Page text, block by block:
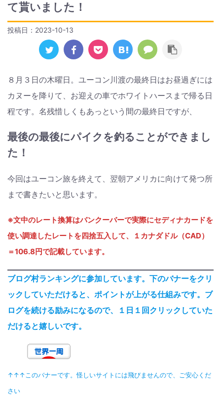
て貰いました！
投稿日： 2023-10-13
８月３日の木曜日。ユーコン川渡の最終日はお昼過ぎには
カヌーを降りて、お迎えの車でホワイトハースまで帰る日
程です。名残惜しくもあっという間の最終日ですが、
最後の最後にパイクを釣ることができまし
た！
今回はユーコン旅を終えて、翌朝アメリカに向けて発つ所
まで書きたいと思います。
※文中のレート換算はバンクーバーで実際にセディナカードを
使い調達したレートを四捨五入して、
１カナダドル（CAD）
＝106.8円で記載しています。
ブログ村ランキングに参加しています。下のバナーをクリ
ックしていただけると、ポイントが上がる仕組みです。ブ
ログを続ける励みになるので、１日１回クリックしていた
だけると嬉しいです。
↑↑↑このバナーです。怪しいサイトには飛びませんので、ご安心くだ
さい